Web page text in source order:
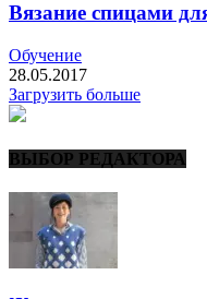
Вязание спицами
Обучение
28.05.2017
Загрузить больше
ВЫБОР РЕДАКТОРА